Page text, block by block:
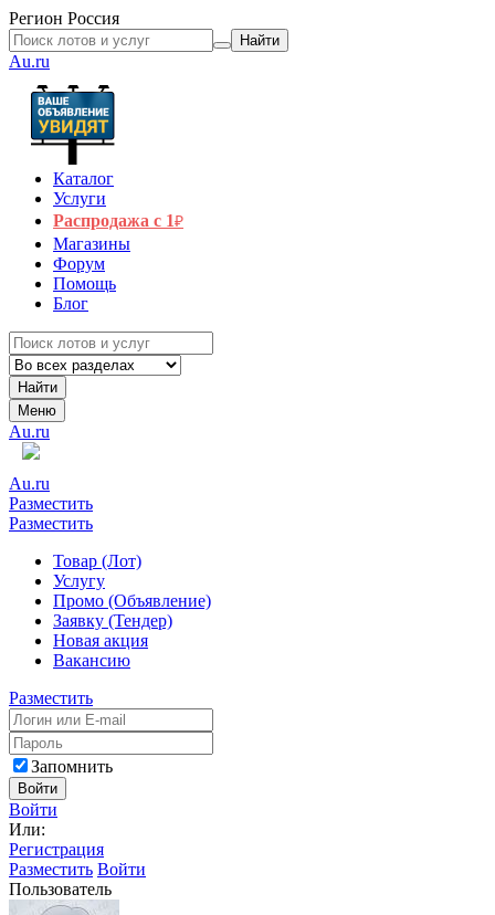
Регион Россия
Найти
Au.ru
Каталог
Услуги
Распродажа с 1₽
Магазины
Форум
Помощь
Блог
Найти
Меню
Au.ru
Au.ru
Разместить
Разместить
Товар (Лот)
Услугу
Промо (Объявление)
Заявку (Тендер)
Новая акция
Вакансию
Разместить
Запомнить
Войти
Войти
Или:
Регистрация
Разместить Войти
Пользователь